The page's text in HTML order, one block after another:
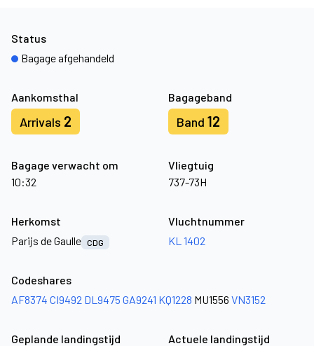
Aankomsthal
Arrivals 2
Bagageband
Band 12
Bagage verwacht om
10:32
Vliegtuig
737-73H
Status
Bagage afgehandeld
Herkomst
Parijs de Gaulle CDG
Vluchtnummer
KL 1402
Codeshares
AF8374 CI9492 DL9475 GA9241 KQ1228 MU1556 VN3152
Geplande landingstijd
Actuele landingstijd